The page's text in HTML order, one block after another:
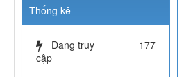
Thống kê
Đang truy
cập
177